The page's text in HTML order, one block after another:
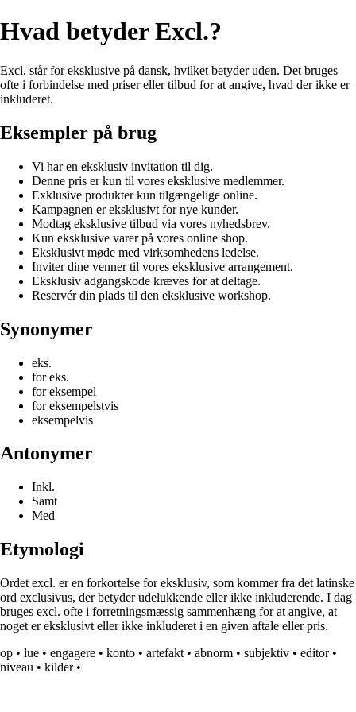
Hvad betyder Excl.?
Excl. står for eksklusive på dansk, hvilket betyder uden. Det bruges
ofte i forbindelse med priser eller tilbud for at angive, hvad der ikke er
inkluderet.
Eksempler på brug
Vi har en eksklusiv invitation til dig.
Denne pris er kun til vores eksklusive medlemmer.
Exklusive produkter kun tilgængelige online.
Kampagnen er eksklusivt for nye kunder.
Modtag eksklusive tilbud via vores nyhedsbrev.
Kun eksklusive varer på vores online shop.
Eksklusivt møde med virksomhedens ledelse.
Inviter dine venner til vores eksklusive arrangement.
Eksklusiv adgangskode kræves for at deltage.
Reservér din plads til den eksklusive workshop.
Synonymer
eks.
for eks.
for eksempel
for eksempelstvis
eksempelvis
Antonymer
Inkl.
Samt
Med
Etymologi
Ordet excl. er en forkortelse for eksklusiv, som kommer fra det latinske
ord exclusivus, der betyder udelukkende eller ikke inkluderende. I dag
bruges excl. ofte i forretningsmæssig sammenhæng for at angive, at
noget er eksklusivt eller ikke inkluderet i en given aftale eller pris.
op • lue • engagere • konto • artefakt • abnorm • subjektiv • editor•
niveau • kilder•